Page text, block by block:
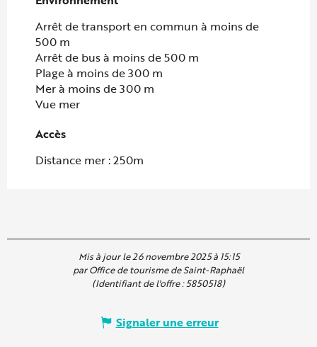
Arrêt de transport en commun à moins de
500 m
Arrêt de bus à moins de 500 m
Plage à moins de 300 m
Mer à moins de 300 m
Vue mer
Accès
Accès
Distance mer : 250m
Mis à jour le 26 novembre 2025 à 15:15
par Office de tourisme de Saint-Raphaël
(Identifiant de l'offre :5850518)
Signaler une erreur